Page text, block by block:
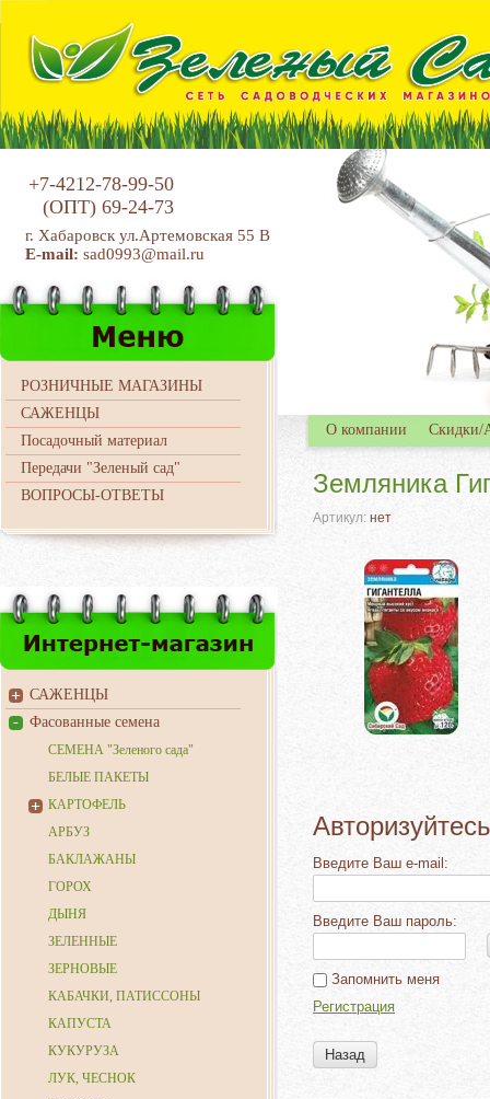
+7-4212-78-99-50
(ОПТ) 69-24-73
г. Хабаровск ул.Артемовская 55 В
E-mail: sad0993@mail.ru
О компании Скидки/
РОЗНИЧНЫЕ МАГАЗИНЫ
САЖЕНЦЫ
Посадочный материал
Передачи "Зеленый сад"
ВОПРОСЫ-ОТВЕТЫ
САЖЕНЦЫ
Фасованные семена
СЕМЕНА "Зеленого сада"
БЕЛЫЕ ПАКЕТЫ
КАРТОФЕЛЬ
АРБУЗ
БАКЛАЖАНЫ
ГОРОХ
ДЫНЯ
ЗЕЛЕННЫЕ
ЗЕРНОВЫЕ
КАБАЧКИ, ПАТИССОНЫ
КАПУСТА
КУКУРУЗА
ЛУК, ЧЕСНОК
Земляника
Артикул: нет
Введите Ваш e-mail:
Введите Ваш пароль:
Запомнить меня
Регистрация
Назад